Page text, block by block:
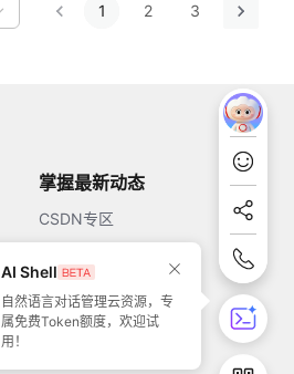
1 2 3
掌握最新动态
CSDN专区
51CTO
AI Shell
自然语言对话管理云资源，专
属免费Token额度，欢迎试
用！